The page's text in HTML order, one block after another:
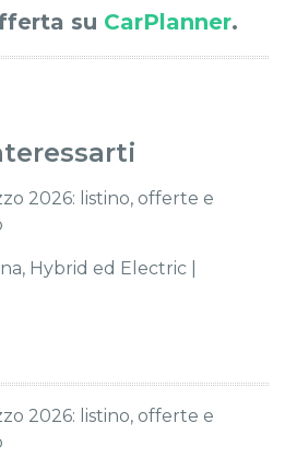
su CarPlanner.
2026: listino, offerte e
Hybrid ed Electric |
2026: listino, offerte e